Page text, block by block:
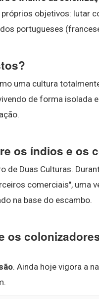
objetivos: lutar
portugueses
uma cultura
de forma isolada
os índios e os
de Duas Culturas.
comerciais", uma
na base do escambo.
os
. Ainda hoje vigora a